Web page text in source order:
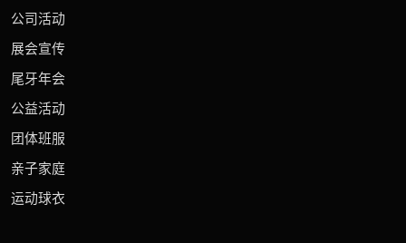
公司活动
展会宣传
尾牙年会
公益活动
团体班服
亲子家庭
运动球衣